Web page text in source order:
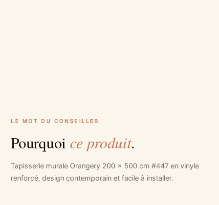
LE MOT DU CONSEILLER
Pourquoi ce produit.
Tapisserie murale Orangery 200 x 500 cm #447 en vinyle
renforcé, design contemporain et facile à installer.